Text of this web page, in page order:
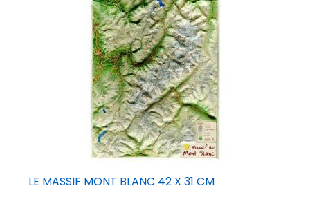
LE MASSIF MONT BLANC 42 X 31 CM